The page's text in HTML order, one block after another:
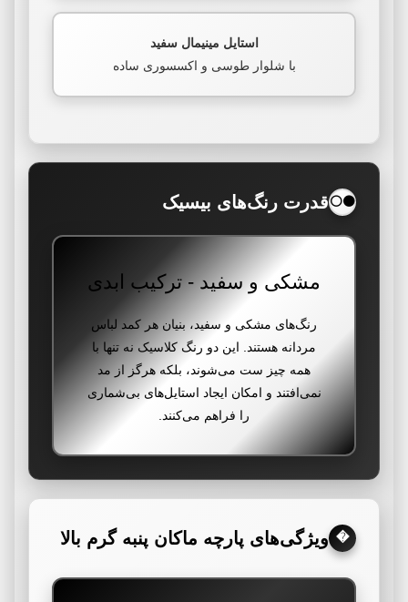
استایل مینیمال سفید
با شلوار طوسی و اکسسوری ساده
⚫⚪قدرت رنگ‌های بیسیک
مشکی و سفید - ترکیب ابدی
رنگ‌های مشکی و سفید، بنیان هر کمد لباس
مردانه هستند. این دو رنگ کلاسیک نه تنها با
همه چیز ست می‌شوند، بلکه هرگز از مد
نمی‌افتند و امکان ایجاد استایل‌های بی‌شماری
را فراهم می‌کنند.
� ویژگی‌های پارچه ماکان پنبه گرم بالا